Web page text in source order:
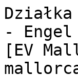
Działka w spokojnej okolicy między Moscari i Selva - Engel &amp; Völkers Mallorca                [ ![EV Mallorca](https://cdn.ev-mallorca.com/images/web/EV_Logo_RGB.svg) ](https://ev-mallorca.com/pl)  Mallorca  

  [ Informacje o nas ](https://ev-mallorca.com/pl/o-nas) [ Majorka Informacje ](https://ev-mallorca.com/pl/o-majorce) [ Kontakt ](https://ev-mallorca.com/pl/lokalizacje-biur) [ Sprzedaj nieruchomość ](https://ev-mallorca.com/pl/sprzedaj-nieruchomosc-majorce) [    Moje konto  ](https://ev-mallorca.com/pl/moje-konto)   Polski       [ English ](https://ev-mallorca.com/en/mallorca-property/plot-in-peaceful-location-between-moscari-and-selva-W-02ZA6M)   [ Español ](https://ev-mallorca.com/es/inmueble-mallorca/solar-en-zona-tranquila-entre-moscari-y-selva-W-02ZA6M)   [ Deutsch ](https://ev-mallorca.com/de/mallorca-immobilie/grundstuck-in-ruhiger-lage-zwischen-moscari-und-selva-W-02ZA6M)   [ Català ](https://ev-mallorca.com/ca/immoble-mallorca/parcella-de-construccio-en-una-zona-tranquilla-entre-moscari-i-selva-W-02ZA6M)   [ Svenska ](https://ev-mallorca.com/sv/mallorca-fastighet/tomt-i-ett-lugnt-lage-mellan-moscari-och-selva-W-02ZA6M)   [ Français ](https://ev-mallorca.com/fr/bien-majorque/terrain-dans-un-endroit-calme-entre-moscari-et-selva-W-02ZA6M)    [ Italiano ](https://ev-mallorca.com/it/immobili-maiorca/terreno-in-posizione-tranquilla-tra-moscari-e-selva-W-02ZA6M)   [ Dutch ](https://ev-mallorca.com/nl/mallorca-eigendom/